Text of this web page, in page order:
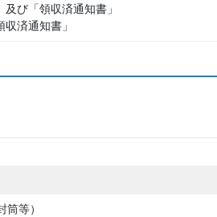
び「領収済通知書」
済通知書」
等）